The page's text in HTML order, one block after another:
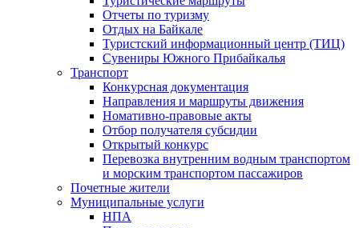
Отчеты по туризму
Отдых на Байкале
Туристский информационный центр (ТИЦ)
Сувениры Южного Прибайкалья
Транспорт
Конкурсная документация
Направления и маршруты движения
Номативно-правовые акты
Отбор получателя субсидии
Открытый конкурс
Перевозка внутренним водным транспортом
и морским транспортом пассажиров
Почетные жители
Муниципальные услуги
НПА